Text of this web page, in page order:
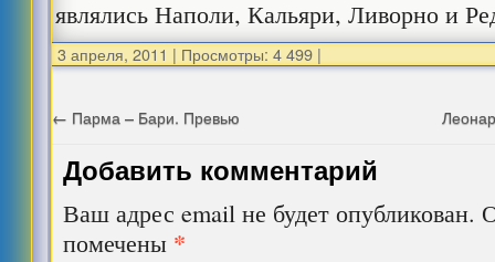
являлись Наполи, Кальяри, Ливорно и
3 апреля, 2011 | Просмотры: 4 499 |
← Парма – Бари. Превью
Добавить комментарий
Ваш адрес email не будет опубликован.
помечены *